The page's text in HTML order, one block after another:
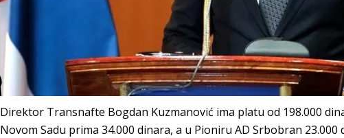
Direktor Transnafte Bogdan Kuzmanović ima platu od 198.000
Novom Sadu prima 34.000 dinara, a u Pioniru AD Srbobran